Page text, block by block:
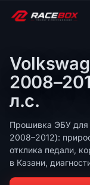
л.с.
Прошивка ЭБУ для
2008–2012):
отклика педали,
в Казани,